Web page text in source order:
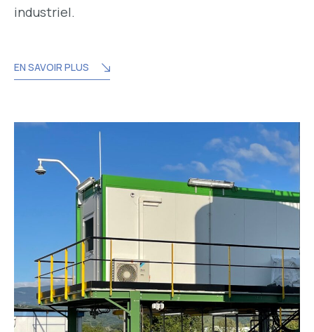
industriel.
EN SAVOIR PLUS